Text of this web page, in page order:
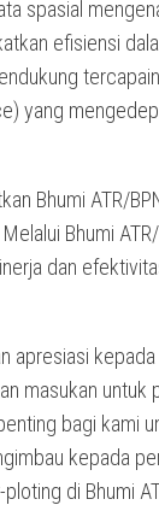
spasial
efisiensi
yang
Bhumi ATR/
Bhumi
dan
apresiasi
masukan untuk
bagi kami
kepada
di Bhumi